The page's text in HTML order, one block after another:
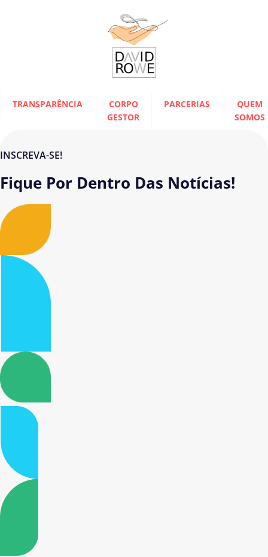
TRANSPARÊNCIA
CORPO
GESTOR
PARCERIAS
QUEM
SOMOS
INSCREVA-SE!
Fique Por Dentro Das Notícias!